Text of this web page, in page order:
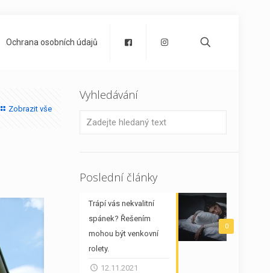
Ochrana osobních údajů
Zobrazit vše
Vyhledávání
Poslední články
0
Trápí vás nekvalitní
spánek? Řešením
mohou být venkovní
rolety.
12.11.2021